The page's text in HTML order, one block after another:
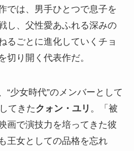
では、男手ひとつで息子を
し、父性愛あふれる深みの
るごとに進化していくチョ
切り開く代表作だ。
“少女時代”のメンバーとして
てきたクォン・ユリ 。「被
画で演技力を培ってきた彼
王女としての品格を忘れ